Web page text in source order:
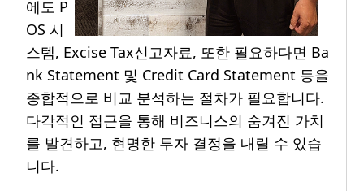
에도 P
OS 시
스템, Excise Tax신고자료, 또한 필요하다면 Ba
nk Statement 및 Credit Card Statement 등을
종합적으로 비교 분석하는 절차가 필요합니다.
다각적인 접근을 통해 비즈니스의 숨겨진 가치
를 발견하고, 현명한 투자 결정을 내릴 수 있습
니다.